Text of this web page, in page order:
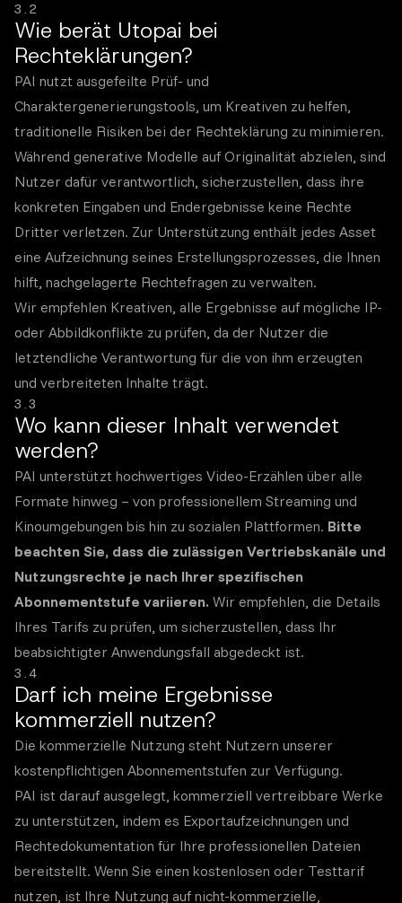
3.2
Wie berät Utopai bei
Rechteklärungen?
PAI nutzt ausgefeilte Prüf- und
Charaktergenerierungstools, um Kreativen zu helfen,
traditionelle Risiken bei der Rechteklärung zu minimieren.
Während generative Modelle auf Originalität abzielen, sind
Nutzer dafür verantwortlich, sicherzustellen, dass ihre
konkreten Eingaben und Endergebnisse keine Rechte
Dritter verletzen. Zur Unterstützung enthält jedes Asset
eine Aufzeichnung seines Erstellungsprozesses, die Ihnen
hilft, nachgelagerte Rechtefragen zu verwalten.
Wir empfehlen Kreativen, alle Ergebnisse auf mögliche IP-
oder Abbildkonflikte zu prüfen, da der Nutzer die
letztendliche Verantwortung für die von ihm erzeugten
und verbreiteten Inhalte trägt.
3.3
Wo kann dieser Inhalt verwendet
werden?
PAI unterstützt hochwertiges Video-Erzählen über alle
Formate hinweg – von professionellem Streaming und
Kinoumgebungen bis hin zu sozialen Plattformen. Bitte
beachten Sie, dass die zulässigen Vertriebskanäle und
Nutzungsrechte je nach Ihrer spezifischen
Abonnementstufe variieren. Wir empfehlen, die Details
Ihres Tarifs zu prüfen, um sicherzustellen, dass Ihr
beabsichtigter Anwendungsfall abgedeckt ist.
3.4
Darf ich meine Ergebnisse
kommerziell nutzen?
Die kommerzielle Nutzung steht Nutzern unserer
kostenpflichtigen Abonnementstufen zur Verfügung.
PAI ist darauf ausgelegt, kommerziell vertreibbare Werke
zu unterstützen, indem es Exportaufzeichnungen und
Rechtedokumentation für Ihre professionellen Dateien
bereitstellt. Wenn Sie einen kostenlosen oder Testtarif
nutzen, ist Ihre Nutzung auf nicht-kommerzielle,